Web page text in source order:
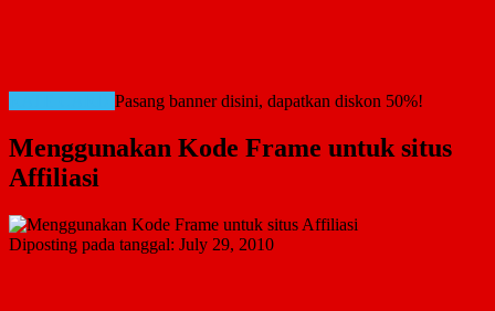
Pasang banner disini, dapatkan diskon 50%!
Menggunakan Kode Frame untuk situs
Affiliasi
Diposting pada tanggal: July 29, 2010